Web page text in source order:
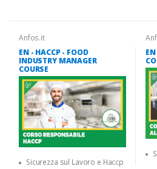
Anfos.it
EN - HACCP - FOOD
INDUSTRY MANAGER
COURSE
Sicurezza sul Lavoro e Haccp